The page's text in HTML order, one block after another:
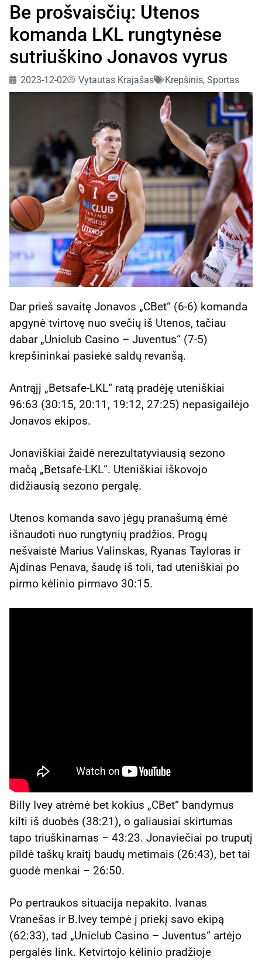
Be prošvaisčių: Utenos
komanda LKL rungtynėse
sutriuškino Jonavos vyrus
2023-12-02 Vytautas Krajašas Krepšinis, Sportas
Dar prieš savaitę Jonavos „CBet“ (6-6) komanda
apgynė tvirtovę nuo svečių iš Utenos, tačiau
dabar „Uniclub Casino – Juventus“ (7-5)
krepšininkai pasiekė saldų revanšą.
Antrąjį „Betsafe-LKL“ ratą pradėję uteniškiai
96:63 (30:15, 20:11, 19:12, 27:25) nepasigailėjo
Jonavos ekipos.
Jonaviškiai žaidė nerezultatyviausią sezono
mačą „Betsafe-LKL“. Uteniškiai iškovojo
didžiausią sezono pergalę.
Utenos komanda savo jėgų pranašumą ėmė
išnaudoti nuo rungtynių pradžios. Progų
nešvaistė Marius Valinskas, Ryanas Tayloras ir
Ajdinas Penava, šaudę iš toli, tad uteniškiai po
pirmo kėlinio pirmavo 30:15.
Billy Ivey atrėmė bet kokius „CBet“ bandymus
kilti iš duobės (38:21), o galiausiai skirtumas
tapo triuškinamas – 43:23. Jonaviečiai po truputį
pildė taškų kraitį baudų metimais (26:43), bet tai
guodė menkai – 26:50.
Po pertraukos situacija nepakito. Ivanas
Vranešas ir B.Ivey tempė į priekį savo ekipą
(62:33), tad „Uniclub Casino – Juventus“ artėjo
pergalės link. Ketvirtojo kėlinio pradžioje